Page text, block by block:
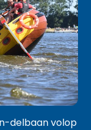
delbaan volop